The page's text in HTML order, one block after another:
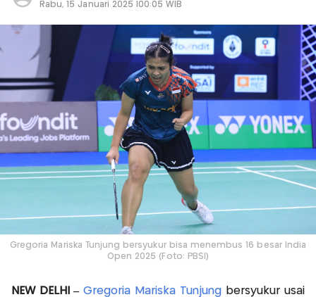
Rabu, 15 Januari 2025 |00:05 WIB
Gregoria Mariska Tunjung bersyukur bisa menembus 16 besar India
Open 2025 (Foto: PBSI)
NEW DELHI – Gregoria Mariska Tunjung bersyukur usai